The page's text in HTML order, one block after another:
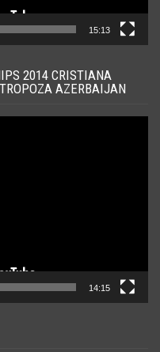
15:13
2014 CRISTIANA
AZERBAIJAN
14:15